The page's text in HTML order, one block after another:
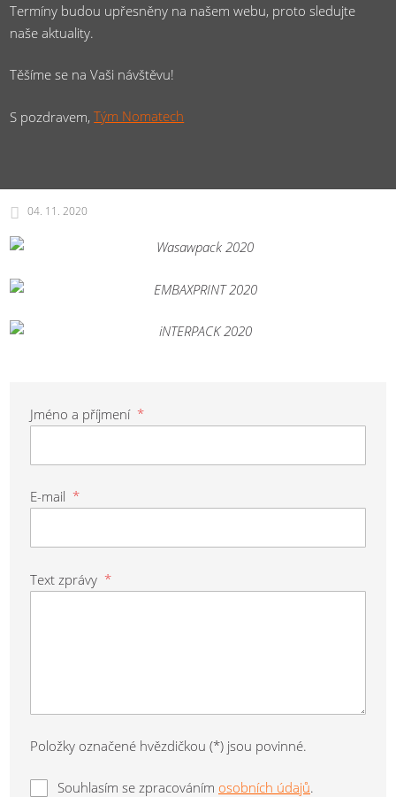
Termíny budou upřesněny na našem webu, proto sledujte
naše aktuality.
Těšíme se na Vaši návštěvu!
S pozdravem,Tým Nomatech
04. 11. 2020
Jméno a příjmení *
E-mail *
Text zprávy *
Položky označené hvězdičkou (*) jsou povinné.
Souhlasím se zpracováním osobních údajů.